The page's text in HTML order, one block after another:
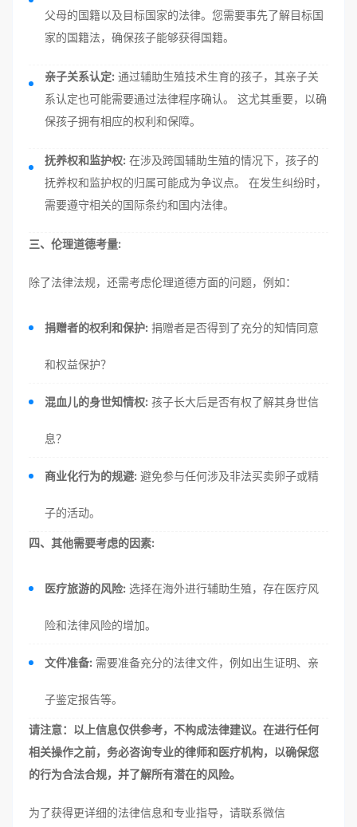
父母的国籍以及目标国家的法律。您需要事先了解目标国
家的国籍法，确保孩子能够获得国籍。
亲子关系认定: 通过辅助生殖技术生育的孩子，其亲子关
系认定也可能需要通过法律程序确认。 这尤其重要，以确
保孩子拥有相应的权利和保障。
抚养权和监护权: 在涉及跨国辅助生殖的情况下，孩子的
抚养权和监护权的归属可能成为争议点。 在发生纠纷时，
需要遵守相关的国际条约和国内法律。
三、伦理道德考量:
除了法律法规，还需考虑伦理道德方面的问题，例如：
捐赠者的权利和保护: 捐赠者是否得到了充分的知情同意
和权益保护？
混血儿的身世知情权: 孩子长大后是否有权了解其身世信
息？
商业化行为的规避: 避免参与任何涉及非法买卖卵子或精
子的活动。
四、其他需要考虑的因素:
医疗旅游的风险: 选择在海外进行辅助生殖，存在医疗风
险和法律风险的增加。
文件准备: 需要准备充分的法律文件，例如出生证明、亲
子鉴定报告等。
请注意：以上信息仅供参考，不构成法律建议。在进行任何
相关操作之前，务必咨询专业的律师和医疗机构，以确保您
的行为合法合规，并了解所有潜在的风险。
为了获得更详细的法律信息和专业指导，请联系微信